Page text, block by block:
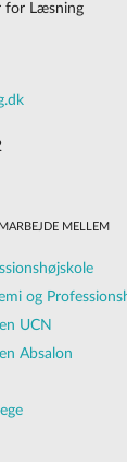
for Læsning
MELLEM
og
UCN
Absalon